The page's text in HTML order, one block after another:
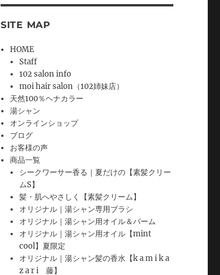
SITE MAP
HOME
Staff
102 salon info
moi hair salon（102姉妹店）
天然100％ヘナカラー
湯シャン
オンラインショップ
ブログ
お客様の声
商品一覧
シークワーサー香る｜夏だけの【素髪クリー
ムS】
髪・肌へやさしく【素髪クリーム】
オリジナル｜湯シャン専用ブラシ
オリジナル｜湯シャン用オイル＆バーム
オリジナル｜湯シャン用オイル【mint
cool】夏限定
オリジナル｜湯シャン髪の香水【k a m i k a
z a r i 藤】